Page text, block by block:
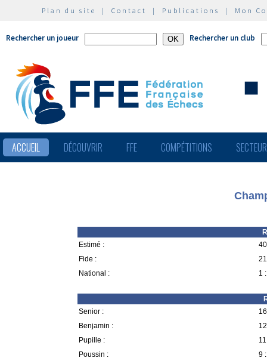
Plan du site | Contact | Publications | Mon
Rechercher un joueur Rechercher un club
ACCUEIL DÉCOUVRIR FFE COMPÉTITIONS
Estimé :
Fide :
National :
1 :
Senior :
Benjamin :
Pupille :
Poussin :
9 :